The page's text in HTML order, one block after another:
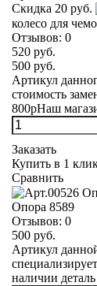
Скидка 20 руб.
колесо для
Отзывов: 0
520 руб.
500 руб.
Артикул
стоимость
800рНаш
Заказать
Купить в 1
Сравнить
Опора 8589
Отзывов: 0
500 руб.
Артикул
наличии